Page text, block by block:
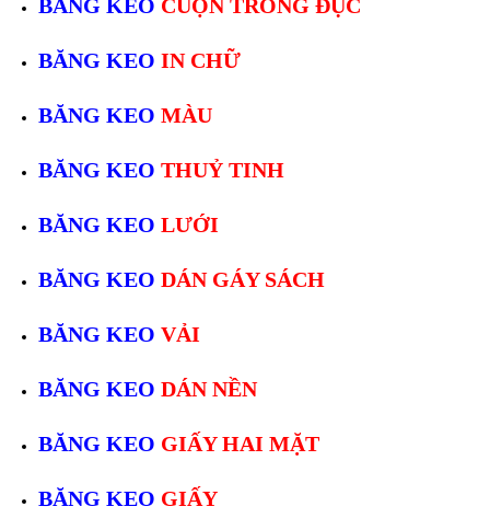
BĂNG KEO CUỘN TRONG ĐỤC
BĂNG KEO IN CHỮ
BĂNG KEO MÀU
BĂNG KEO THUỶ TINH
BĂNG KEO LƯỚI
BĂNG KEO DÁN GÁY SÁCH
BĂNG KEO VẢI
BĂNG KEO DÁN NỀN
BĂNG KEO GIẤY HAI MẶT
BĂNG KEO GIẤY